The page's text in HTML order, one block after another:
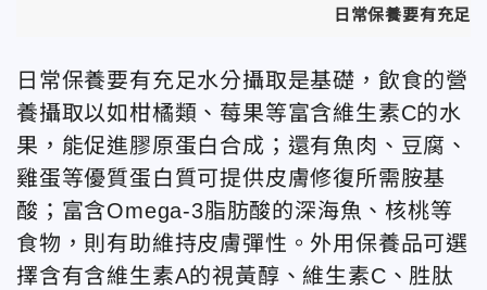
日常保養要有充足
日常保養要有充足水分攝取是基礎，飲食的營
養攝取以如柑橘類、莓果等富含維生素C的水
果，能促進膠原蛋白合成；還有魚肉、豆腐、
雞蛋等優質蛋白質可提供皮膚修復所需胺基
酸；富含Omega-3脂肪酸的深海魚、核桃等
食物，則有助維持皮膚彈性。外用保養品可選
擇含有含維生素A的視黃醇、維生素C、胜肽